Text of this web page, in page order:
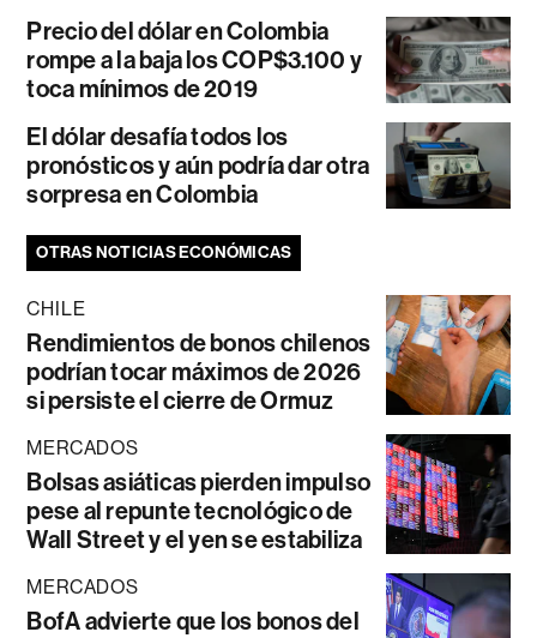
Precio del dólar en Colombia
rompe a la baja los COP$3.100 y
toca mínimos de 2019
El dólar desafía todos los
pronósticos y aún podría dar otra
sorpresa en Colombia
OTRAS NOTICIAS ECONÓMICAS
CHILE
Rendimientos de bonos chilenos
podrían tocar máximos de 2026
si persiste el cierre de Ormuz
MERCADOS
Bolsas asiáticas pierden impulso
pese al repunte tecnológico de
Wall Street y el yen se estabiliza
MERCADOS
BofA advierte que los bonos del